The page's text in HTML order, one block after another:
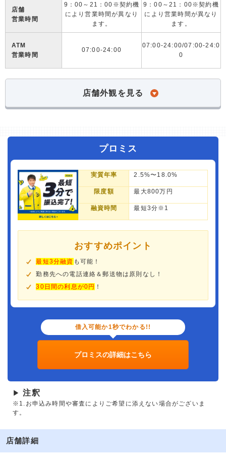
店舗
営業時間
9：00～21：00※契約機
により営業時間が異なり
ます。
9：00～21：00※契約機
により営業時間が異なり
ます。
ATM
営業時間
07:00-24:00
07:00-24:00/07:00-24:0
0
店舗外観を見る
プロミス
実質年率 2.5%〜18.0%
限度額 最大800万円
融資時間 最短3分※1
おすすめポイント
最短3分融資 も可能！
勤務先への電話連絡＆郵送物は原則なし！
30日間の利息が0円 ！
借入可能か1秒でわかる!!
プロミスの詳細はこちら
▶ 注釈
※1.お申込み時間や審査によりご希望に添えない場合がございま
す。
店舗詳細